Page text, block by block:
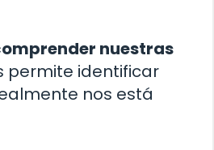
nuestras
permite identificar
nos está